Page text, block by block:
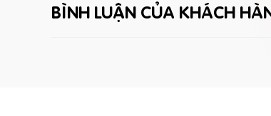
BÌNH LUẬN CỦA KHÁCH